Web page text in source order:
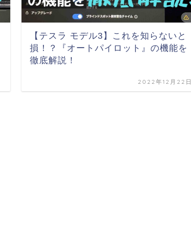
【テスラ モデル3】これを知らないと
損！？『オートパイロット』の機能を
徹底解説！
2022年12月22日